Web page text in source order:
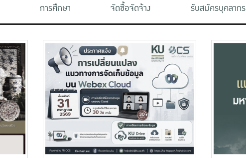
การศึกษา จัดซื้อจัดจ้าง รับสมัครบุคลากร